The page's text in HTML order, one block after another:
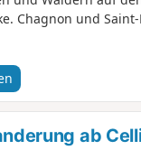
Chagnon und
ab